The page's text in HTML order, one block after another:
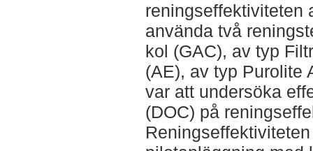
reningseffektiviteten
använda två
kol (GAC), av typ
(AE), av typ Purolite
var att undersöka
(DOC) på